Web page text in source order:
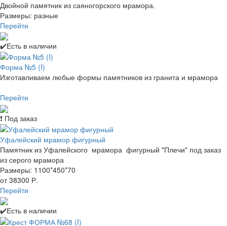
Двойной памятник из саяногорского мрамора.
Размеры: разные
Перейти
✔️Есть в наличии
Форма №5 (I)
Изготавливаем любые формы памятников из гранита и мрамора
Перейти
❗ Под заказ
Уфалейский мрамор фигурный
Памятник из Уфалейского мрамора фигурный "Плечи" под заказ
из серого мрамора
Размеры: 1100*450*70
от 38300 Р.
Перейти
✔️Есть в наличии